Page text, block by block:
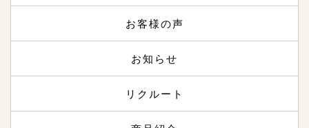
お客様の声
お知らせ
リクルート